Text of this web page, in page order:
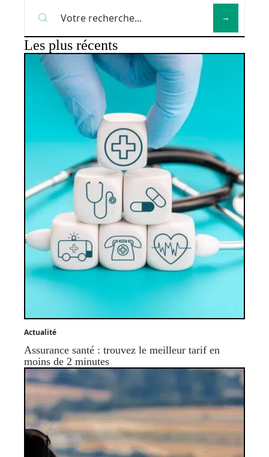
Les plus récents
Actualité
Assurance santé : trouvez le meilleur tarif en
moins de 2 minutes